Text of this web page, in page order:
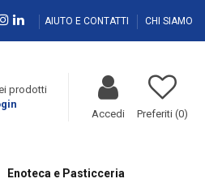
AIUTO E CONTATTI CHI SIAMO
prodotti
Accedi Preferiti (0)
Enoteca e Pasticceria